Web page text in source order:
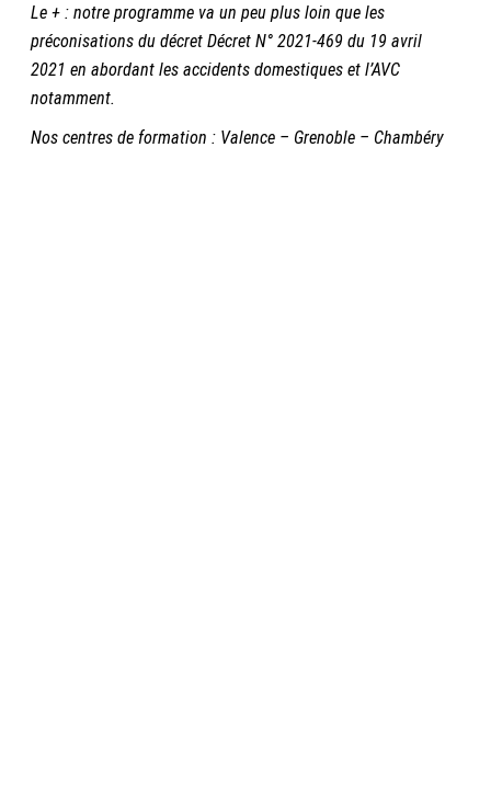
Le + : notre programme va un peu plus loin que les
préconisations du décret Décret N° 2021-469 du 19 avril
2021 en abordant les accidents domestiques et l’AVC
notamment.
Nos centres de formation : Valence – Grenoble – Chambéry